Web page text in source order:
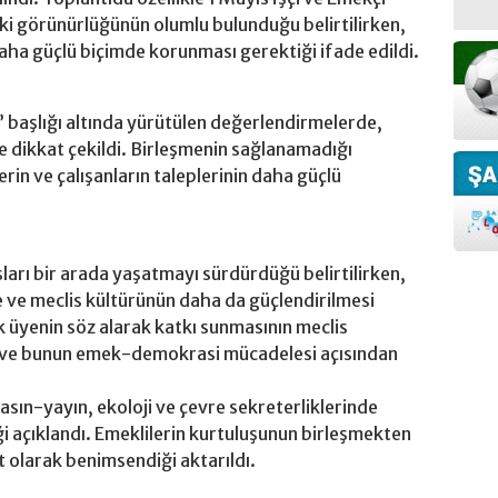
görünürlüğünün olumlu bulunduğu belirtilirken,
güçlü biçimde korunması gerektiği ifade edildi.
altında yürütülen değerlendirmelerde,
çekildi. Birleşmenin sağlanamadığı
ve çalışanların taleplerinin daha güçlü
bir arada yaşatmayı sürdürdüğü belirtilirken,
meclis kültürünün daha da güçlendirilmesi
söz alarak katkı sunmasının meclis
bunun emek-demokrasi mücadelesi açısından
yayın, ekoloji ve çevre sekreterliklerinde
Emeklilerin kurtuluşunun birleşmekten
benimsendiği aktarıldı.